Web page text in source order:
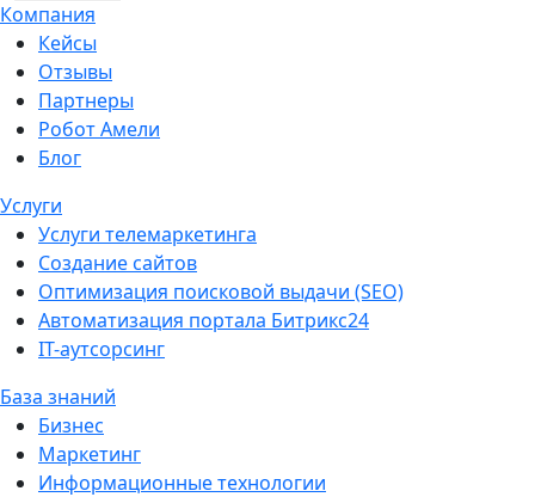
Компания
Кейсы
Отзывы
Партнеры
Робот Амели
Блог
Услуги
Услуги телемаркетинга
Создание сайтов
Оптимизация поисковой выдачи (SEO)
Автоматизация портала Битрикс24
IT-аутсорсинг
База знаний
Бизнес
Маркетинг
Информационные технологии